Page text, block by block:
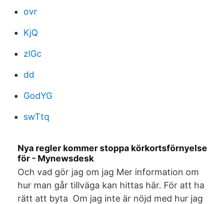
ovr
KjQ
zlGc
dd
GodYG
swTtq
Nya regler kommer stoppa körkortsförnyelse
för - Mynewsdesk
Och vad gör jag om jag Mer information om
hur man går tillväga kan hittas här. För att ha
rätt att byta Om jag inte är nöjd med hur jag